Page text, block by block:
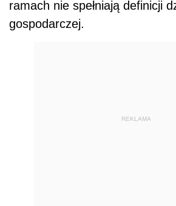
ramach nie spełniają definicji
gospodarczej.
REKLAMA